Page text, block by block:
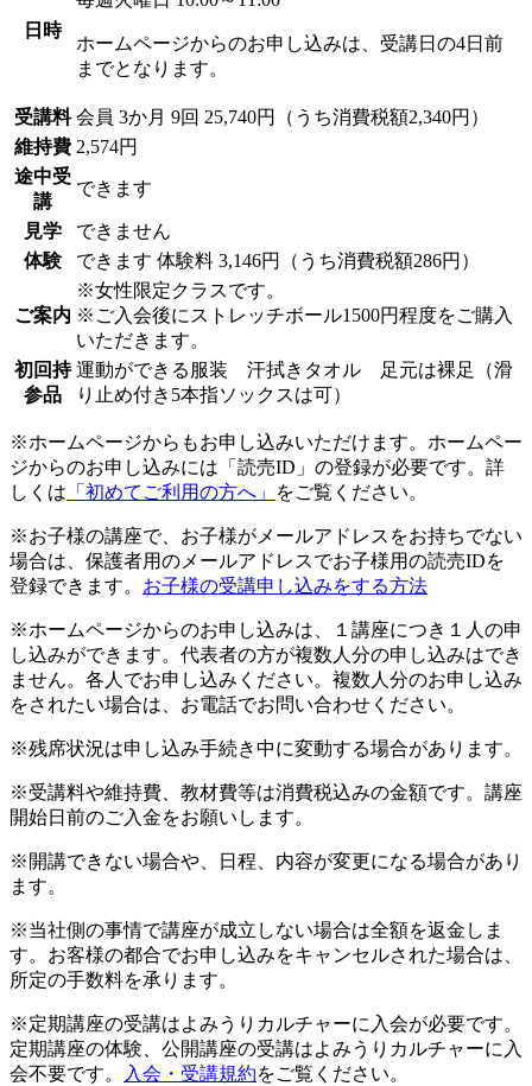
日時
ホームページからのお申し込みは、受講日の4日前
までとなります。
受講料 会員 3か月 9回 25,740円（うち消費税額2,340円）
維持費 2,574円
途中受
講
できます
見学
できません
体験
できます 体験料 3,146円（うち消費税額286円）
ご案内
※女性限定クラスです。
※ご入会後にストレッチボール1500円程度をご購入
いただきます。
初回持
参品
運動ができる服装 汗拭きタオル 足元は裸足（滑
り止め付き5本指ソックスは可）
※ホームページからもお申し込みいただけます。ホームペー
ジからのお申し込みには「読売ID」の登録が必要です。詳
しくは 「初めてご利用の方へ」 をご覧ください。
※お子様の講座で、お子様がメールアドレスをお持ちでない
場合は、保護者用のメールアドレスでお子様用の読売IDを
登録できます。 お子様の受講申し込みをする方法
※ホームページからのお申し込みは、１講座につき１人の申
し込みができます。代表者の方が複数人分の申し込みはでき
ません。各人でお申し込みください。複数人分のお申し込み
をされたい場合は、お電話でお問い合わせください。
※残席状況は申し込み手続き中に変動する場合があります。
※受講料や維持費、教材費等は消費税込みの金額です。講座
開始日前のご入金をお願いします。
※開講できない場合や、日程、内容が変更になる場合があり
ます。
※当社側の事情で講座が成立しない場合は全額を返金しま
す。お客様の都合でお申し込みをキャンセルされた場合は、
所定の手数料を承ります。
※定期講座の受講はよみうりカルチャーに入会が必要です。
定期講座の体験、公開講座の受講はよみうりカルチャーに入
会不要です。
入会・受講規約をご覧ください。